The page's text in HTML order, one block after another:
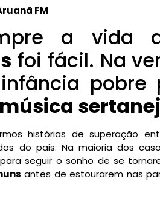
FM
a vida
foi fácil. Na
pobre
música
histórias de superação
do pais. Na maioria dos
seguir o sonho de se
antes de estourarem nas